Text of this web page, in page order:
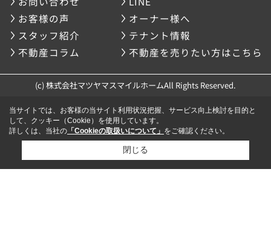
お客様の声
オーナー様へ
スタッフ紹介
テナント情報
不動産コラム
不動産を売りたい方はこちら
(c) 株式会社マツヤマスマイルホームAll Rights Reserved.
当サイトでは、お客様の当サイト利用状況把握、サービス向上検討を目的と
して、クッキー（Cookie）を使用しています。
詳しくは、当社の 「Cookieの取扱いについて」 をご確認ください。
閉じる